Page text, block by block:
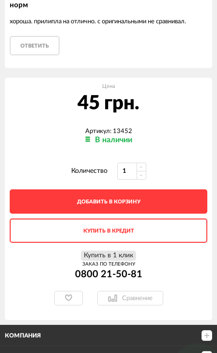
норм
хороша. прилипла на отлично. с оригинальными не сравнивал.
ОТВЕТИТЬ
Цена
45 грн.
Артикул: 13452
В наличии
Количество
ДОБАВИТЬ В КОРЗИНУ
КУПИТЬ В КРЕДИТ
Купить в 1 клик
ЗАКАЗ ПО ТЕЛЕФОНУ
0800 21-50-81
Сравнение
КОМПАНИЯ